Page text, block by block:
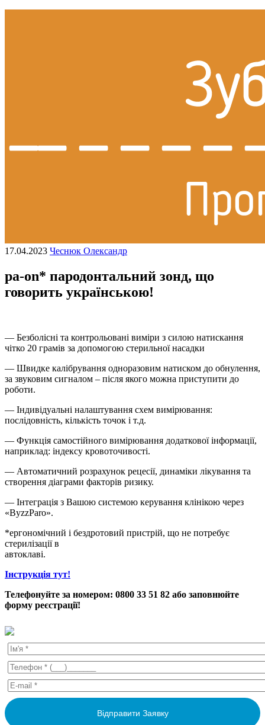
17.04.2023 Чеснюк Олександр
pa-on* пародонтальний зонд, що
говорить українською!
— Безболісні та контрольовані виміри з силою натискання
чітко 20 грамів за допомогою стерильної насадки
— Швидке калібрування одноразовим натиском до обнулення,
за звуковим сигналом – після якого можна приступити до
роботи.
— Індивідуальні налаштування схем вимірювання:
послідовність, кількість точок і т.д.
— Функція самостійного вимірювання додаткової інформації,
наприклад: індексу кровоточивості.
— Автоматичний розрахунок рецесії, динаміки лікування та
створення діаграми факторів ризику.
— Інтеграція з Вашою системою керування клінікою через
«ByzzParo».
*ергономічний і бездротовий пристрій, що не потребує
стерилізації в
автоклаві.
Інструкція тут!
Телефонуйте за номером: 0800 33 51 82 або заповнюйте
форму реєстрації!